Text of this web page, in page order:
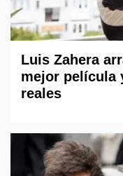
Luis Zahera
mejor película
reales